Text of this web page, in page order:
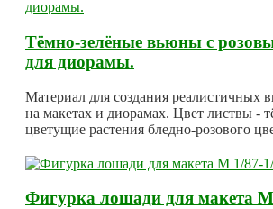
Тёмно-зелёные вьюны с
для диорамы.
Материал для создания реалистичных
на макетах и диорамах. Цвет листвы -
цветущие растения бледно-розового
Фигурка лошади для макета М